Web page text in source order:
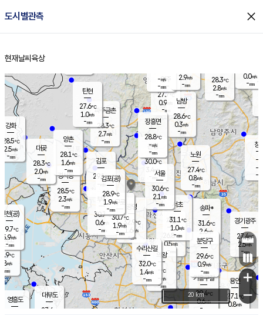
도시별관측 close
홈
현재날씨 육상
의도
℃
m/s
mm
영흥도
양주
27.7℃
0.9
-mm
과천
26.8℃
0.5m/s
- mm
용인
27.1℃
0.8m/s
경기광주
27.4℃
2.5m/s
-mm
대부도
27.6
경서동
28.5℃
2.3m/s
-mm
파주금촌
28.3℃
2.7m/s
-mm
28.3℃
2.8m/s
-mm
대곶
28.3℃
2.0m/s
-mm
창
-
-m/
-
탄현
27.6℃
1.0m/s
-mm
0.0m/s
-mm
의왕
- ℃
-m/s
-mm
김포
29.1℃
-m/s
mm
광명
32.9 ℃
1.6 m/s
-mm
부천
30.7℃
0.6m/s
-mm
양촌
28.1℃
1.6m/s
-mm
구로
30.7℃
1.9m/s
-mm
은평
30.0℃
3.4 m/s
- mm
노원
27.4℃
0.8m/s
-mm
송파*
31.6℃
2.6m/s
-mm
서초
31.1℃
1.0m/s
-mm
남방
28.6℃
0.3m/s
-mm
기흥구갈
29.4℃
0.6m/s
-
수리산길
32.0℃
1.4m/s
-mm
분당구
29.6℃
0.9m/s
-mm
장흥면
28.8℃
-m/s
-mm
-m/s
-mm
강화
28.5℃
2.5m/s
-mm
인천(공)
29.7℃
5.9m/s
-mm
김포(공)
28.9℃
1.9m/s
-mm
서울
30.6℃
2.1 m/s
-mm
2.9m/s
-mm
+
−
20 km